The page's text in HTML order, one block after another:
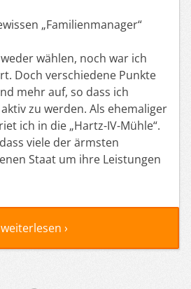
„Familienmanager“
wählen, noch war ich
Doch verschiedene Punkte
mehr auf, so dass ich
zu werden. Als ehemaliger
ich in die „Hartz-IV-Mühle“.
viele der ärmsten
Staat um ihre Leistungen
weiterlesen ›